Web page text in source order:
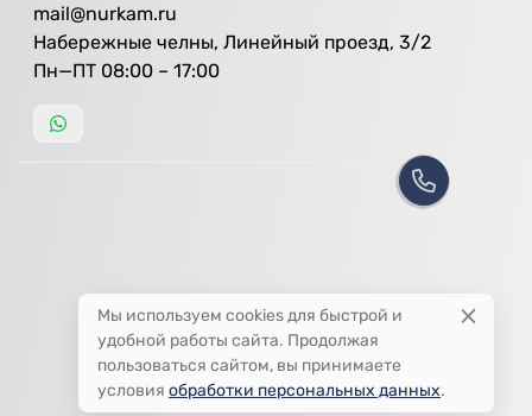
mail@nurkam.ru
Набережные челны, Линейный проезд, 3/2
Пн—ПТ 08:00 – 17:00
Мы используем cookies для быстрой и
удобной работы сайта. Продолжая
пользоваться сайтом, вы принимаете
условия обработки персональных данных.